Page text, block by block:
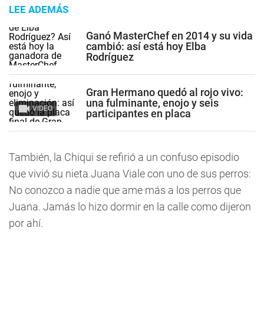
LEE ADEMÁS
Ganó MasterChef en 2014 y su vida
cambió: así está hoy Elba
Rodríguez
VIDEO
Gran Hermano quedó al rojo vivo:
una fulminante, enojo y seis
participantes en placa
También, la Chiqui se refirió a un confuso episodio
que vivió su nieta Juana Viale con uno de sus perros:
No conozco a nadie que ame más a los perros que
Juana. Jamás lo hizo dormir en la calle como dijeron
por ahí.